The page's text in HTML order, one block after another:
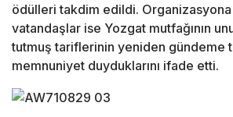
ödülleri takdim edildi. Organizasyona
vatandaşlar ise Yozgat mutfağının
tutmuş tariflerinin yeniden gündeme
memnuniyet duyduklarını ifade etti.